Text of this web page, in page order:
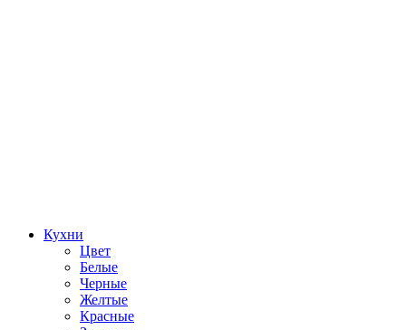
Кухни
Цвет
Белые
Черные
Желтые
Красные